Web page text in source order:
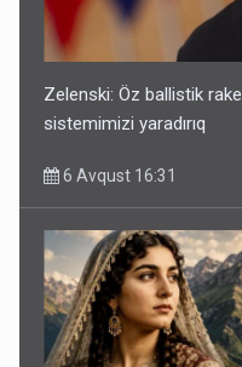
Zelenski: Öz ballistik
sistemimizi yaradırıq
6 Avqust 16:31